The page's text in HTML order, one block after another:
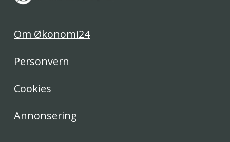
Om Økonomi24
Personvern
Cookies
Annonsering